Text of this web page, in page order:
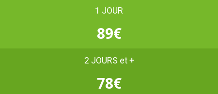
1 JOUR
89€
2 JOURS et +
78€